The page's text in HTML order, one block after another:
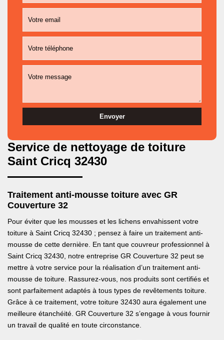
Service de nettoyage de toiture
Saint Cricq 32430
Traitement anti-mousse toiture avec GR
Couverture 32
Pour éviter que les mousses et les lichens envahissent votre
toiture à Saint Cricq 32430 ; pensez à faire un traitement anti-
mousse de cette dernière. En tant que couvreur professionnel à
Saint Cricq 32430, notre entreprise GR Couverture 32 peut se
mettre à votre service pour la réalisation d’un traitement anti-
mousse de toiture. Rassurez-vous, nos produits sont certifiés et
sont parfaitement adaptés à tous types de revêtements toiture.
Grâce à ce traitement, votre toiture 32430 aura également une
meilleure étanchéité. GR Couverture 32 s’engage à vous fournir
un travail de qualité en toute circonstance.